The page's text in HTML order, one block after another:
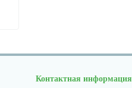
Контактная информация